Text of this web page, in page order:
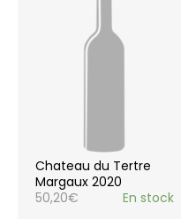
Chateau du Tertre
Margaux 2020
50,20€ En stock